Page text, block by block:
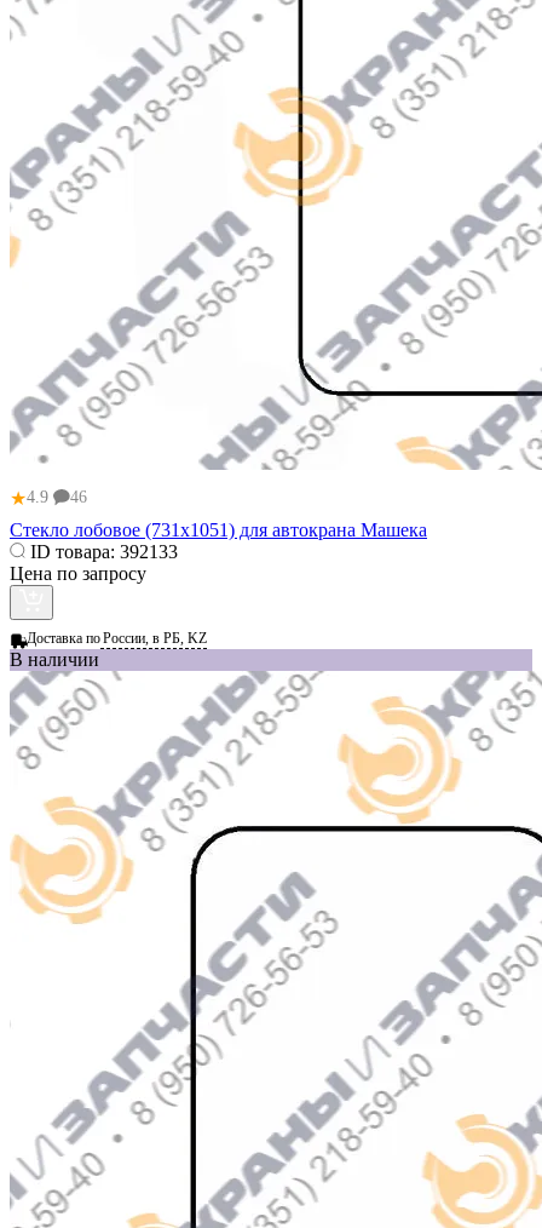
★4.9 46
Стекло лобовое (731х1051) для автокрана Машека
ID товара: 392133
Цена по запросу
Доставка поРоссии, в РБ, KZ
В наличии